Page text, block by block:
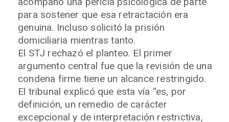
para sostener que esa retractación era
genuina. Incluso solicitó la prisión
domiciliaria mientras tanto.
El STJ rechazó el planteo. El primer
argumento central fue que la revisión de una
condena firme tiene un alcance restringido.
El tribunal explicó que esta vía “es, por
definición, un remedio de carácter
excepcional y de interpretación restrictiva,